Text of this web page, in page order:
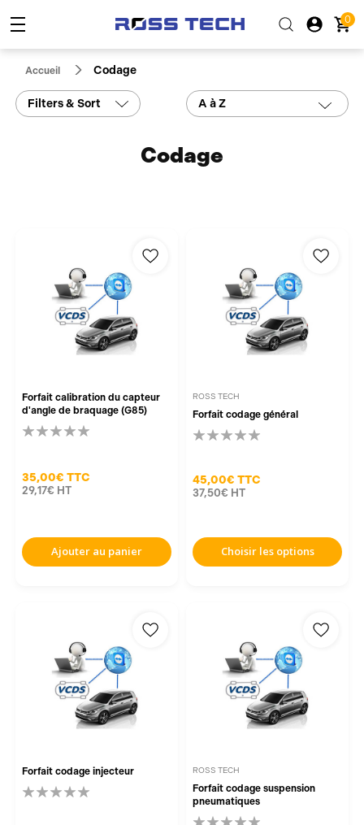
0
Accueil Codage
Filters & Sort A à Z
Codage
Forfait calibration du capteur
d'angle de braquage (G85)
35,00€ TTC
29,17€ HT
Ajouter au panier
ROSS TECH
Forfait codage général
45,00€ TTC
37,50€ HT
Choisir les options
Forfait codage injecteur ROSS TECH
Forfait codage suspension
pneumatiques